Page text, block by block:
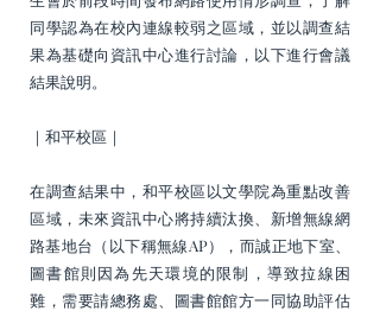
同學認為在校內連線較弱之區域，並以調查結
果為基礎向資訊中心進行討論，以下進行會議
結果說明。
｜和平校區｜
在調查結果中，和平校區以文學院為重點改善
區域，未來資訊中心將持續汰換、新增無線網
路基地台（以下稱無線AP），而誠正地下室、
圖書館則因為先天環境的限制，導致拉線困
難，需要請總務處、圖書館館方一同協助評估